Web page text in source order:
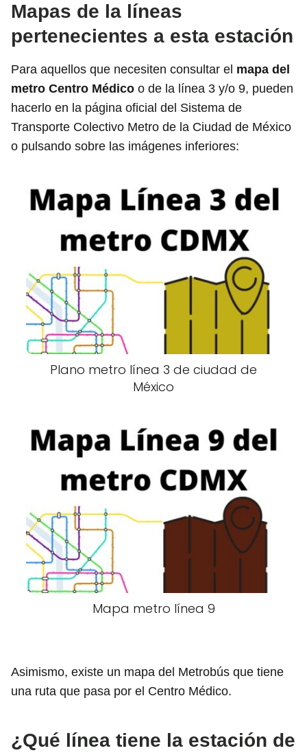
Mapas de la líneas
pertenecientes a esta estación
Para aquellos que necesiten consultar el mapa del
metro Centro Médico o de la línea 3 y/o 9, pueden
hacerlo en la página oficial del Sistema de
Transporte Colectivo Metro de la Ciudad de México
o pulsando sobre las imágenes inferiores:
Plano metro línea 3 de ciudad de
México
Mapa metro línea 9
Asimismo, existe un mapa del Metrobús que tiene
una ruta que pasa por el Centro Médico.
¿Qué línea tiene la estación de